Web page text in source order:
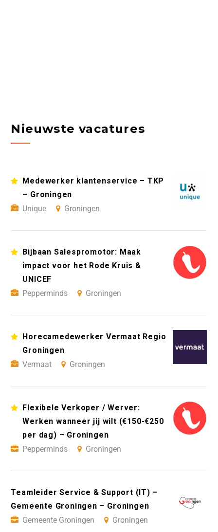
Nieuwste vacatures
Medewerker klantenservice – TKP
– Groningen
Unique
Groningen
Bijbaan Salespromotor: Maak
impact voor het Rode Kruis &
UNICEF
Pepperminds
Groningen
Horecamedewerker Vermaat Regio
Groningen
Vermaat
Groningen
Flexibele Verkoper / Werver:
Werken wanneer jij wilt (€150-€250
per dag) – Groningen
Pepperminds
Groningen
Teamleider Service & Support (IT) –
Gemeente Groningen – Groningen
Gemeente Groningen
Groningen